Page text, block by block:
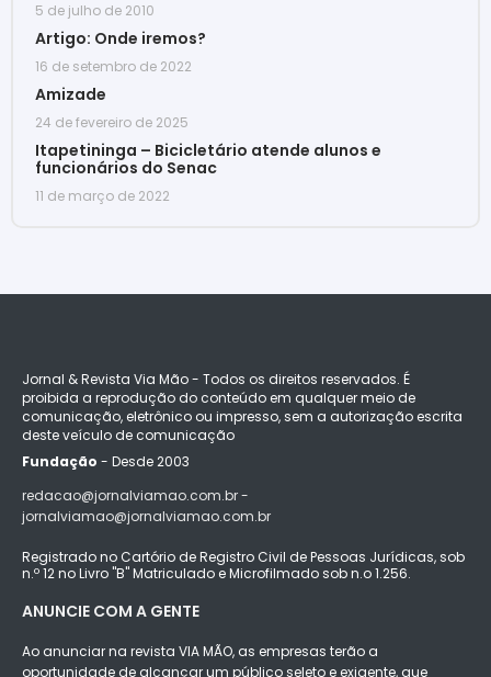
5 de julho de 2010
Artigo: Onde iremos?
16 de setembro de 2022
Amizade
24 de fevereiro de 2025
Itapetininga – Bicicletário atende alunos e
funcionários do Senac
11 de março de 2022
Jornal & Revista Via Mão - Todos os direitos reservados. É
proibida a reprodução do conteúdo em qualquer meio de
comunicação, eletrônico ou impresso, sem a autorização escrita
deste veículo de comunicação
Fundação - Desde 2003
redacao@jornalviamao.com.br -
jornalviamao@jornalviamao.com.br
Registrado no Cartório de Registro Civil de Pessoas Jurídicas, sob
n.º 12 no Livro "B" Matriculado e Microfilmado sob n.o 1.256.
ANUNCIE COM A GENTE
Ao anunciar na revista VIA MÃO, as empresas terão a
oportunidade de alcançar um público seleto e exigente, que